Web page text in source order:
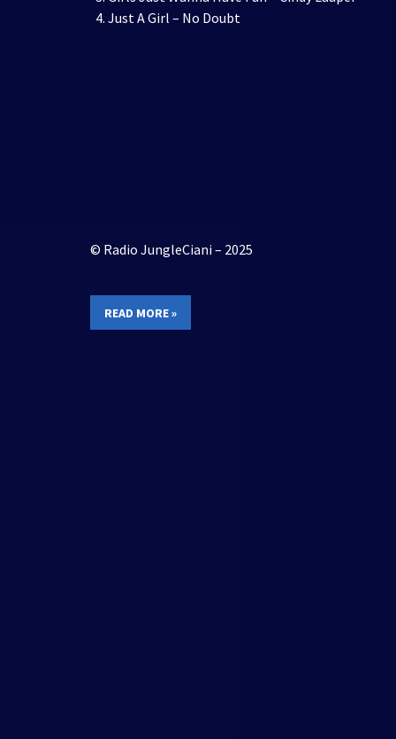
Just A Girl – No Doubt
© Radio JungleCiani – 2025
READ MORE »